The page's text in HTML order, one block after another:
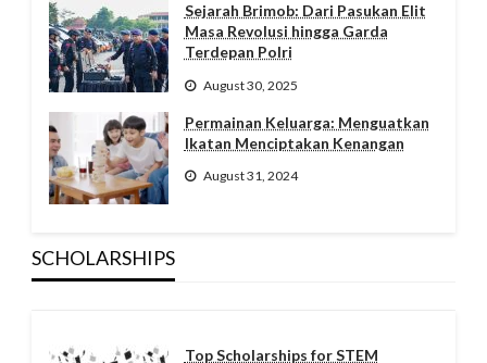
Sejarah Brimob: Dari Pasukan Elit
Masa Revolusi hingga Garda
Terdepan Polri
August 30, 2025
Permainan Keluarga: Menguatkan
Ikatan Menciptakan Kenangan
August 31, 2024
SCHOLARSHIPS
Top Scholarships for STEM